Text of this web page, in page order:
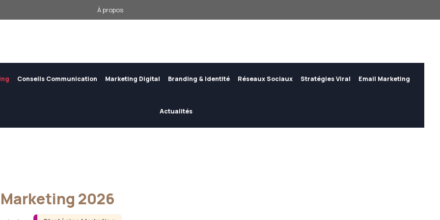
À propos
Conseils Communication Marketing Digital Branding & Identité Réseaux Sociaux Stratégies Viral Email Marketing
Actualités
2026